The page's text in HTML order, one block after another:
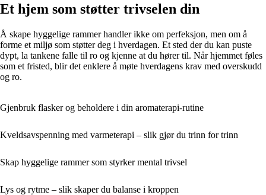
Et hjem som støtter trivselen din
Å skape hyggelige rammer handler ikke om perfeksjon, men om å
forme et miljø som støtter deg i hverdagen. Et sted der du kan puste
dypt, la tankene falle til ro og kjenne at du hører til. Når hjemmet føles
som et fristed, blir det enklere å møte hverdagens krav med overskudd
og ro.
Gjenbruk flasker og beholdere i din aromaterapi-rutine
Kveldsavspenning med varmeterapi – slik gjør du trinn for trinn
Skap hyggelige rammer som styrker mental trivsel
Lys og rytme – slik skaper du balanse i kroppen